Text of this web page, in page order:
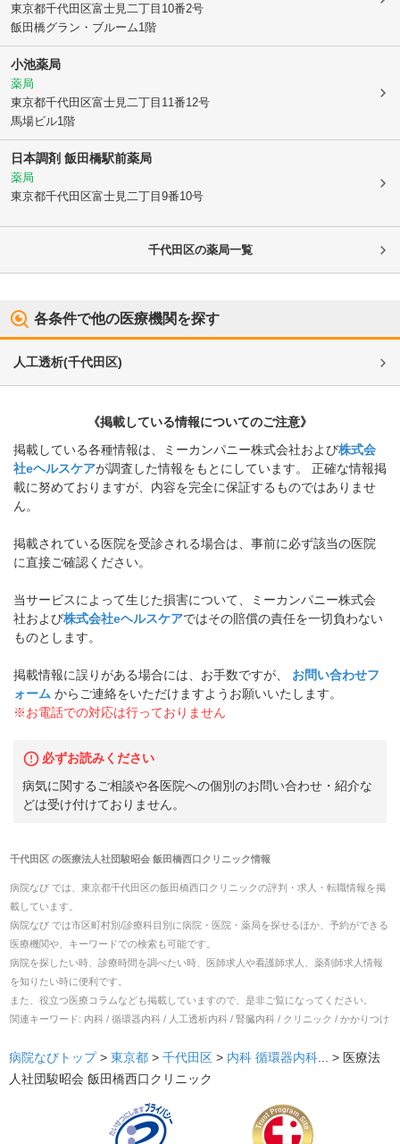
東京都千代田区富士見二丁目10番2号
飯田橋グラン・ブルーム1階
小池薬局
薬局
東京都千代田区富士見二丁目11番12号
馬場ビル1階
日本調剤 飯田橋駅前薬局
薬局
東京都千代田区富士見二丁目9番10号
千代田区の薬局一覧
各条件で他の医療機関を探す
人工透析(千代田区)
《掲載している情報についてのご注意》
掲載している各種情報は、ミーカンパニー株式会社および株式会
社eヘルスケアが調査した情報をもとにしています。 正確な情報掲
載に努めておりますが、内容を完全に保証するものではありませ
ん。
掲載されている医院を受診される場合は、事前に必ず該当の医院
に直接ご確認ください。
当サービスによって生じた損害について、ミーカンパニー株式会
社および株式会社eヘルスケアではその賠償の責任を一切負わない
ものとします。
掲載情報に誤りがある場合には、お手数ですが、
お問い合わせフ
ォーム からご連絡をいただけますようお願いいたします。
※お電話での対応は行っておりません
必ずお読みください
病気に関するご相談や各医院への個別のお問い合わせ・紹介な
どは受け付けておりません。
千代田区の医療法人社団駿昭会 飯田橋西口クリニック情報
病院なび では、 東京都千代田区の飯田橋西口クリニックの評判・求人・転職情報を掲
載しています。
病院なび では市区町村別/診療科目別に病院・医院・薬局を探せるほか、予約ができる
医療機関や、キーワードでの検索も可能です。
病院を探したい時、診療時間を調べたい時、医師求人や看護師求人、薬剤師求人情報
を知りたい時に便利です。
また、役立つ医療コラムなども掲載していますので、是非ご覧になってください。
関連キーワード: 内科 / 循環器内科 / 人工透析内科 / 腎臓内科 / クリニック / かかりつけ
病院なびトップ> 東京都 > 千代田区 > 内科 循環器内科 ... > 医療法
人社団駿昭会 飯田橋西口クリニック